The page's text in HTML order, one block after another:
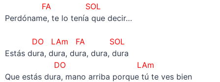
FA SOL
Perdóname, te lo tenía que decir…
DO LAm FA SOL
Estás dura, dura, dura, dura, dura
DO LAm
Que estás dura, mano arriba porque tú te ves bien